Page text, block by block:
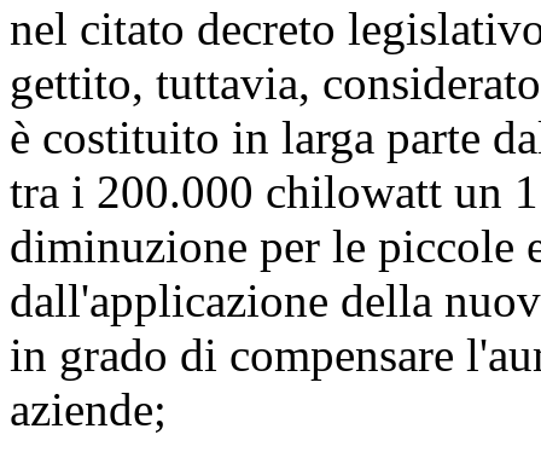
nel citato decreto
gettito, tuttavia,
è costituito in larga parte
tra i 200.000 chilowatt un
diminuzione per le piccole
dall'applicazione della
in grado di compensare
aziende;